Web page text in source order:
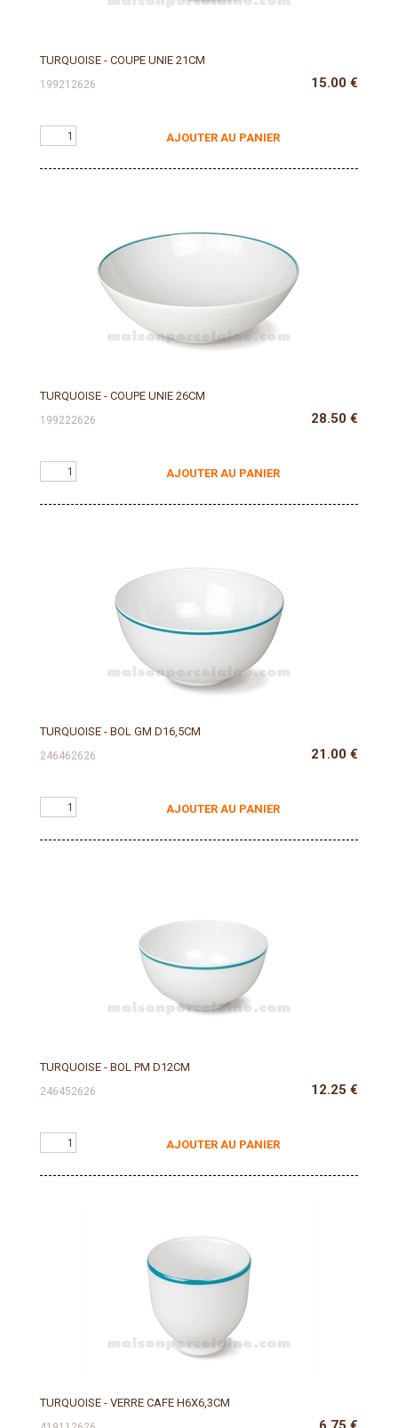
TURQUOISE - COUPE UNIE 21CM
199212626 15.00 €
AJOUTER AU PANIER
TURQUOISE - COUPE UNIE 26CM
199222626 28.50 €
AJOUTER AU PANIER
TURQUOISE - BOL GM D16,5CM
246462626 21.00 €
AJOUTER AU PANIER
TURQUOISE - BOL PM D12CM
246452626 12.25 €
AJOUTER AU PANIER
TURQUOISE - VERRE CAFE H6X6,3CM